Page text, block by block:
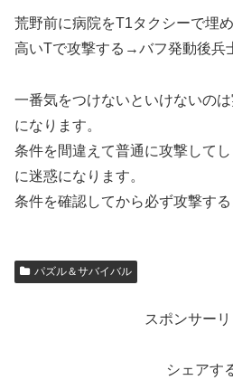
荒野前に病院をT1タクシーで埋
高いTで攻撃する→バフ発動後兵
一番気をつけないといけないの
になります。
条件を間違えて普通に攻撃して
に迷惑になります。
条件を確認してから必ず攻撃する
パズル＆サバイバル
スポンサーリ
シェアす